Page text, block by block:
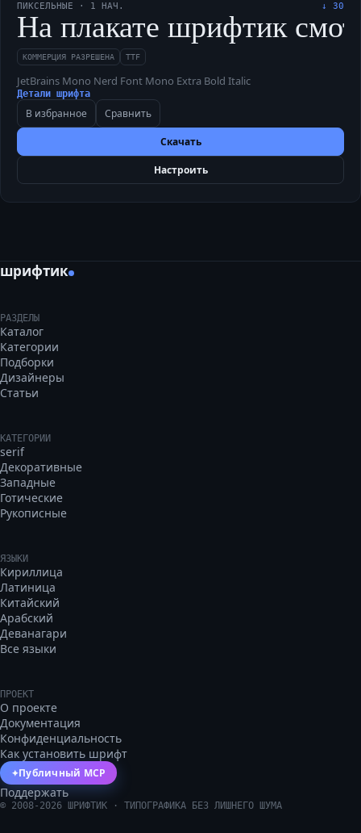
ПИКСЕЛЬНЫЕ · 1 НАЧ. ↓ 30
На плакате шрифтик
КОММЕРЦИЯ РАЗРЕШЕНА TTF
JetBrains Mono Nerd Font Mono Extra Bold Italic
Детали шрифта
В избранное Сравнить
Скачать
Настроить
шрифтик
РАЗДЕЛЫ
Каталог
Категории
Подборки
Дизайнеры
Статьи
КАТЕГОРИИ
serif
Декоративные
Западные
Готические
Рукописные
ЯЗЫКИ
Кириллица
Латиница
Китайский
Арабский
Деванагари
Все языки
ПРОЕКТ
О проекте
Документация
Конфиденциальность
Как установить шрифт
✦Публичный MCP
Поддержать
© 2008- 2026 ШРИФТИК · ТИПОГРАФИКА БЕЗ ЛИШНЕГО ШУМА